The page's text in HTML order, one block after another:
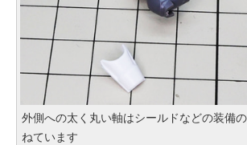
外側への太く丸い軸はシールドなどの装備
ねています